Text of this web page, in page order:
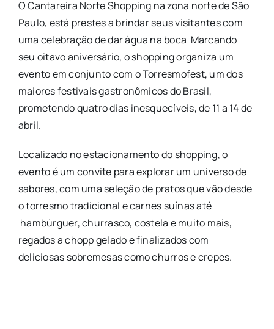
O Cantareira Norte Shopping na zona norte de São
Paulo, está prestes a brindar seus visitantes com
uma celebração de dar água na boca Marcando
seu oitavo aniversário, o shopping organiza um
evento em conjunto com o Torresmofest, um dos
maiores festivais gastronômicos do Brasil,
prometendo quatro dias inesquecíveis, de 11 a 14 de
abril.
Localizado no estacionamento do shopping, o
evento é um convite para explorar um universo de
sabores, com uma seleção de pratos que vão desde
o torresmo tradicional e carnes suínas até
hambúrguer, churrasco, costela e muito mais,
regados a chopp gelado e finalizados com
deliciosas sobremesas como churros e crepes.